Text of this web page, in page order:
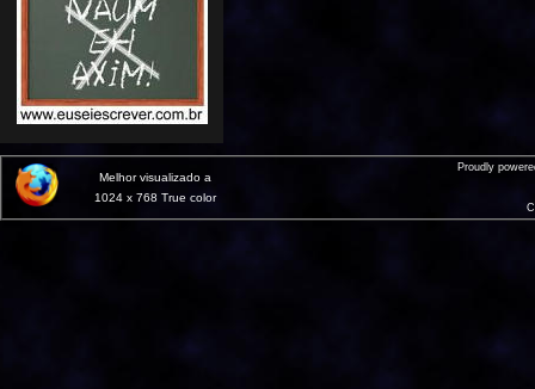
Melhor visualizado a
1024 x 768 True color
Proudly